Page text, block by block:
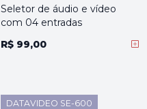
Seletor de áudio e vídeo
com 04 entradas
R$ 99,00
DATAVIDEO SE-600